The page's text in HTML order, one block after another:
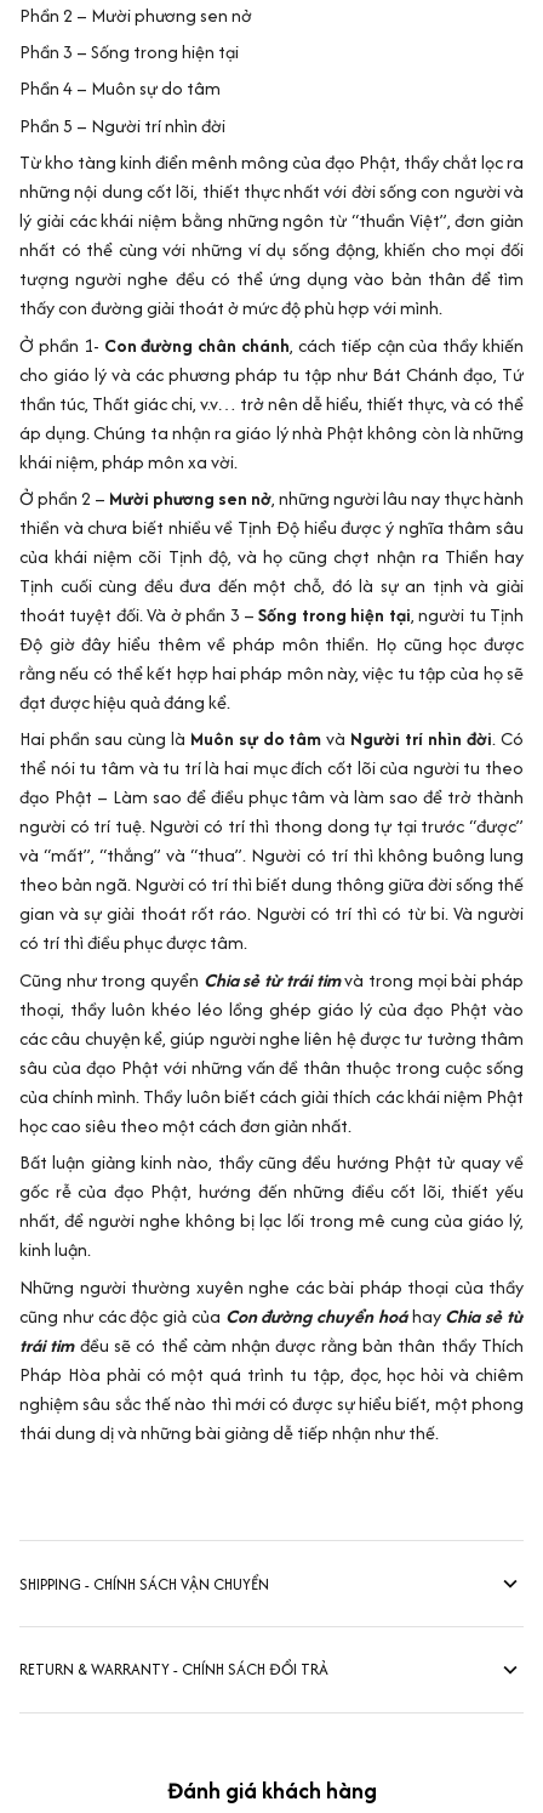
Phần 2 – Mười phương sen nở
Phần 3 – Sống trong hiện tại
Phần 4 – Muôn sự do tâm
Phần 5 – Người trí nhìn đời
Từ kho tàng kinh điển mênh mông của đạo Phật, thầy chắt lọc ra
những nội dung cốt lõi, thiết thực nhất với đời sống con người và
lý giải các khái niệm bằng những ngôn từ “thuần Việt”, đơn giản
nhất có thể cùng với những ví dụ sống động, khiến cho mọi đối
tượng người nghe đều có thể ứng dụng vào bản thân để tìm
thấy con đường giải thoát ở mức độ phù hợp với mình.
Ở phần 1- Con đường chân chánh, cách tiếp cận của thầy khiến
cho giáo lý và các phương pháp tu tập như Bát Chánh đạo, Tứ
thần túc, Thất giác chi, v.v… trở nên dễ hiểu, thiết thực, và có thể
áp dụng. Chúng ta nhận ra giáo lý nhà Phật không còn là những
khái niệm, pháp môn xa vời.
Ở phần 2 – Mười phương sen nở, những người lâu nay thực hành
thiền và chưa biết nhiều về Tịnh Độ hiểu được ý nghĩa thâm sâu
của khái niệm cõi Tịnh độ, và họ cũng chợt nhận ra Thiền hay
Tịnh cuối cùng đều đưa đến một chỗ, đó là sự an tịnh và giải
thoát tuyệt đối. Và ở phần 3 –Sống trong hiện tại, người tu Tịnh
Độ giờ đây hiểu thêm về pháp môn thiền. Họ cũng học được
rằng nếu có thể kết hợp hai pháp môn này, việc tu tập của họ sẽ
đạt được hiệu quả đáng kể.
Hai phần sau cùng là Muôn sự do tâmvà Người trí nhìn đời. Có
thể nói tu tâm và tu trí là hai mục đích cốt lõi của người tu theo
đạo Phật – Làm sao để điều phục tâm và làm sao để trở thành
người có trí tuệ. Người có trí thì thong dong tự tại trước “được”
và “mất”, “thắng” và “thua”. Người có trí thì không buông lung
theo bản ngã. Người có trí thì biết dung thông giữa đời sống thế
gian và sự giải thoát rốt ráo. Người có trí thì có từ bi. Và người
có trí thì điều phục được tâm.
Cũng như trong quyển Chia sẻ từ trái timvà trong mọi bài pháp
thoại, thầy luôn khéo léo lồng ghép giáo lý của đạo Phật vào
các câu chuyện kể, giúp người nghe liên hệ được tư tưởng thâm
sâu của đạo Phật với những vấn đề thân thuộc trong cuộc sống
của chính mình. Thầy luôn biết cách giải thích các khái niệm Phật
học cao siêu theo một cách đơn giản nhất.
Bất luận giảng kinh nào, thầy cũng đều hướng Phật tử quay về
gốc rễ của đạo Phật, hướng đến những điều cốt lõi, thiết yếu
nhất, để người nghe không bị lạc lối trong mê cung của giáo lý,
kinh luận.
Những người thường xuyên nghe các bài pháp thoại của thầy
cũng như các độc giả của Con đường chuyển hoáhayChia sẻ từ
trái timđều sẽ có thể cảm nhận được rằng bản thân thầy Thích
Pháp Hòa phải có một quá trình tu tập, đọc, học hỏi và chiêm
nghiệm sâu sắc thế nào thì mới có được sự hiểu biết, một phong
thái dung dị và những bài giảng dễ tiếp nhận như thế.
SHIPPING - CHÍNH SÁCH VẬN CHUYỂN
RETURN & WARRANTY - CHÍNH SÁCH ĐỔI TRẢ
Đánh giá khách hàng